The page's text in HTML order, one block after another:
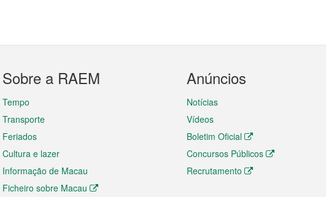
Sobre a RAEM
Tempo
Transporte
Feriados
Cultura e lazer
Informação de Macau
Ficheiro sobre Macau
Anúncios
Notícias
Vídeos
Boletim Oficial
Concursos Públicos
Recrutamento